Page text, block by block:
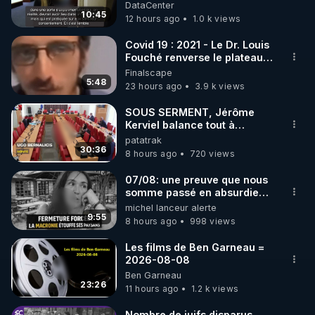
https://www.instagram.com/rdlr_thierrycasasnovas/
http://rgnr.li/instagram
🌱 LA NEWSLETTER
Pour ne pas rater l’actualité RGNR (stages,
http://rgnr.li/news
🌱 VIDÉOS NON CENSURÉES SUR ODYSEE
Toutes les vidéos Youtube sont aussi sur la
http://rgnr.li/odysee
🌱 LES STAGES EN PRÉSENTIEL
http://rgnr.li/stages
10:45
DataCenter
12 hours ago
1.0 k views
5:48
Covid 19 : 2021 - Le Dr. Louis
Fouché renverse le plateau
de CNews !
Finalscape
23 hours ago
3.9 k views
30:36
SOUS SERMENT, Jérôme
Kerviel balance tout à
l'Assemblée !
patatrak
8 hours ago
720 views
9:55
07/08: une preuve que nous
somme passé en absurdie
une dictature qui veut faire
taire ses opposant !
michel lanceur alerte
8 hours ago
998 views
23:26
Les films de Ben Garneau =
2026-08-08
Ben Garneau
11 hours ago
1.2 k views